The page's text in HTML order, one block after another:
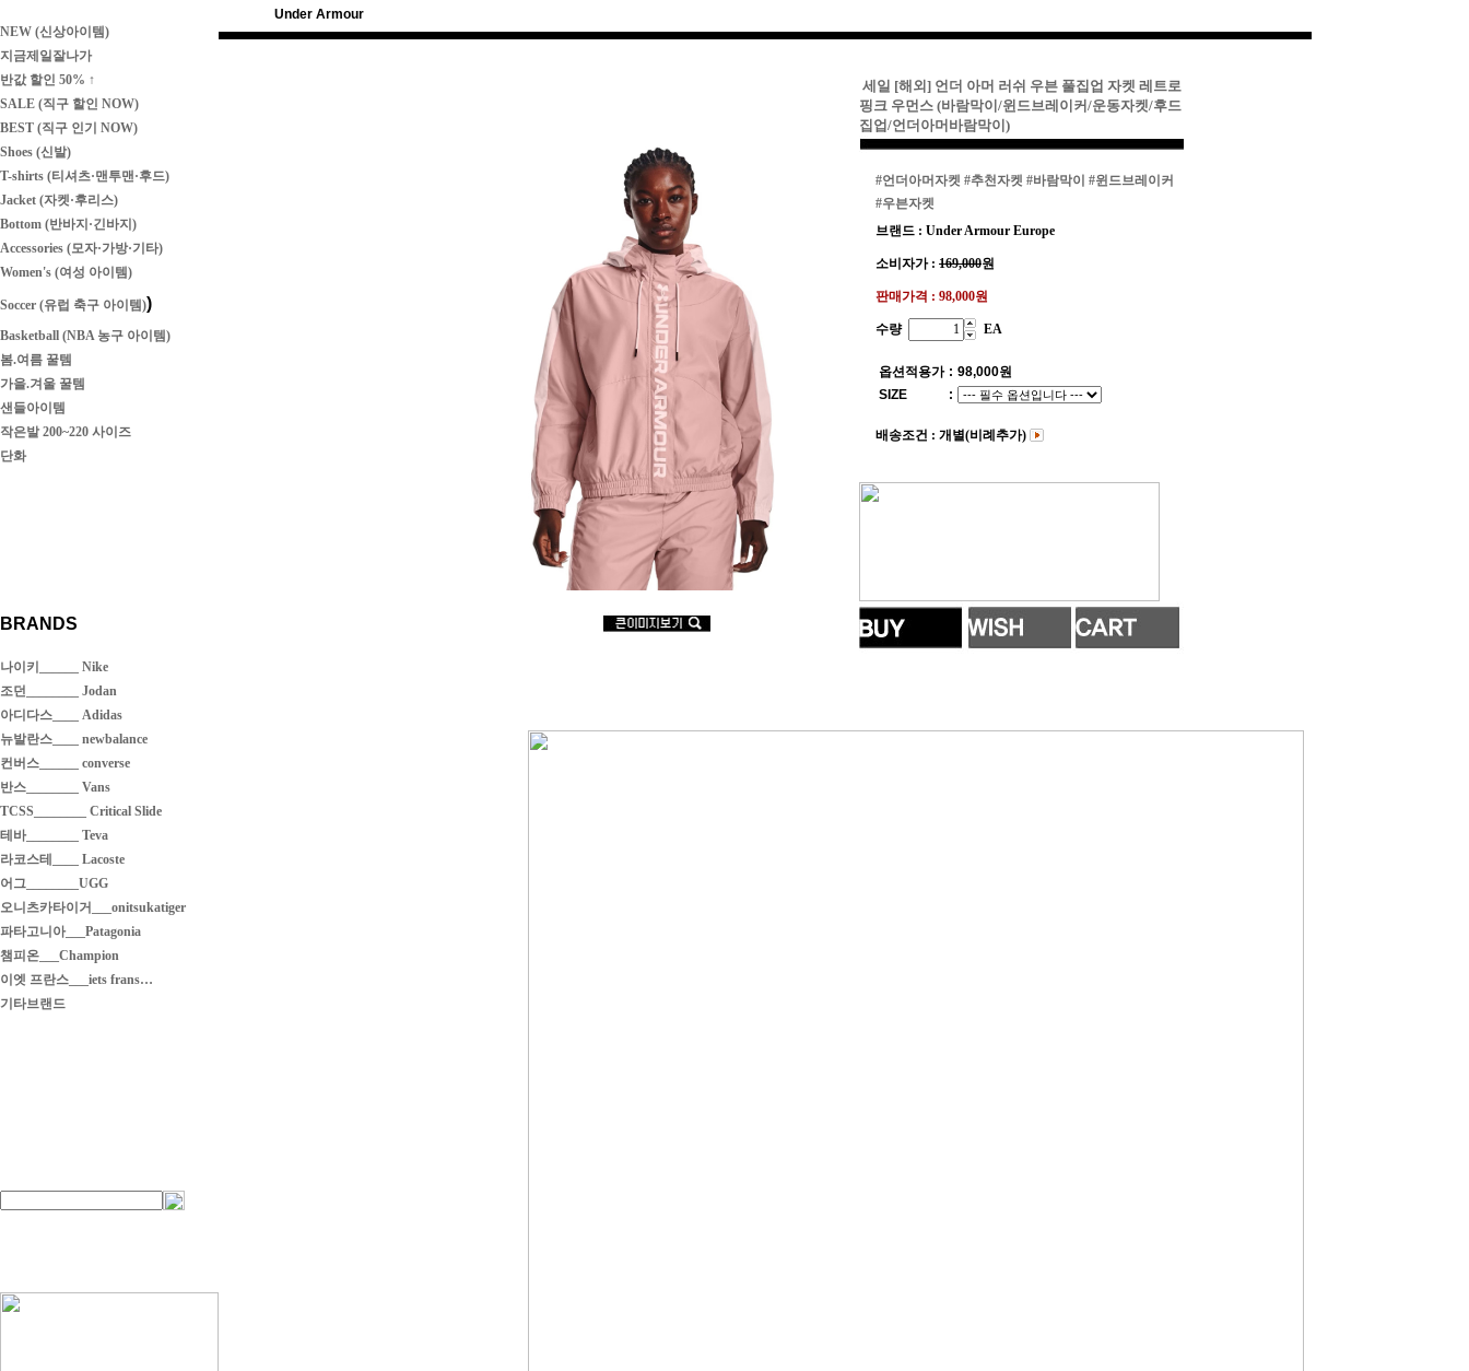
NEW (신상아이템)
지금제일잘나가
반값 할인 50% ↑
SALE (직구 할인 NOW)
BEST (직구 인기 NOW)
Shoes (신발)
T-shirts (티셔츠·맨투맨·후드)
Jacket (자켓·후리스)
Bottom (반바지·긴바지)
Accessories (모자·가방·기타)
Women's (여성 아이템)
Soccer (유럽 축구 아이템))
Basketball (NBA 농구 아이템)
봄.여름 꿀템
가을.겨울 꿀템
샌들아이템
작은발 200~220 사이즈
단화
BRANDS
나이키______ Nike
조던________ Jodan
아디다스____ Adidas
뉴발란스____ newbalance
컨버스______ converse
반스________ Vans
TCSS________ Critical Slide
테바________ Teva
라코스테____ Lacoste
어그________UGG
오니츠카타이거___onitsukatiger
파타고니아___Patagonia
챔피온___Champion
이엣 프란스___iets frans…
기타브랜드
Under Armour
세일 [해외] 언더 아머 러쉬 우븐 풀집업 자켓 레트로
핑크 우먼스 (바람막이/윈드브레이커/운동자켓/후드
집업/언더아머바람막이)
#언더아머자켓 #추천자켓 #바람막이 #윈드브레이커
#우븐자켓
브랜드 : Under Armour Europe
소비자가 : 169,000원
판매가격 : 98,000원
수량 EA
옵션적용가 : 98,000원
SIZE
:
배송조건 : 개별(비례추가)